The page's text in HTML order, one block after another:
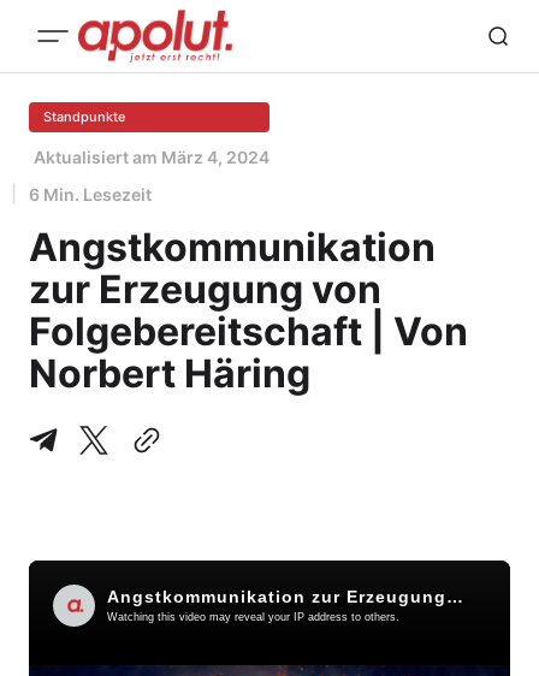
Standpunkte
Aktualisiert am März 4, 2024
6 Min. Lesezeit
Angstkommunikation
zur Erzeugung von
Folgebereitschaft | Von
Norbert Häring